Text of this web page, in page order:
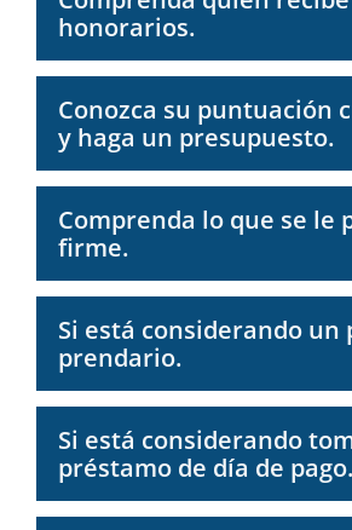
honorarios.
Conozca su puntuación
y haga un presupuesto.
Comprenda lo que se le
firme.
Si está considerando un
prendario.
Si está considerando
préstamo de día de pago.